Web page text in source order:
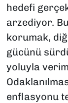
hedefi
arzediyor.
korumak,
gücünü
yoluyla
enflasyonu